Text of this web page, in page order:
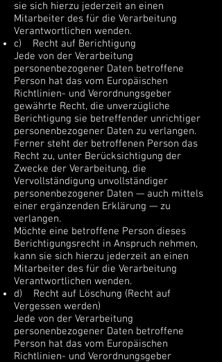
sie sich hierzu jederzeit an einen
Mitarbeiter des für die Verarbeitung
Verantwortlichen wenden.
c) Recht auf Berichtigung
Jede von der Verarbeitung
personenbezogener Daten betroffene
Person hat das vom Europäischen
Richtlinien- und Verordnungsgeber
gewährte Recht, die unverzügliche
Berichtigung sie betreffender unrichtiger
personenbezogener Daten zu verlangen.
Ferner steht der betroffenen Person das
Recht zu, unter Berücksichtigung der
Zwecke der Verarbeitung, die
Vervollständigung unvollständiger
personenbezogener Daten — auch mittels
einer ergänzenden Erklärung — zu
verlangen.
Möchte eine betroffene Person dieses
Berichtigungsrecht in Anspruch nehmen,
kann sie sich hierzu jederzeit an einen
Mitarbeiter des für die Verarbeitung
Verantwortlichen wenden.
d) Recht auf Löschung (Recht auf
Vergessen werden)
Jede von der Verarbeitung
personenbezogener Daten betroffene
Person hat das vom Europäischen
Richtlinien- und Verordnungsgeber